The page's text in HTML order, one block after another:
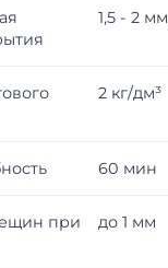
1,5 - 2 мм
2 кг/дм³
60 мин
при
до 1 мм